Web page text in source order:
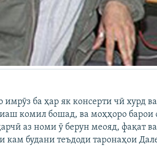
ба ҳар як консерти чӣ хурд ва
комил бошад, ва моҳҳоро барои
аз номи ӯ берун меояд, фақат
кам будани теъдоди таронаҳои